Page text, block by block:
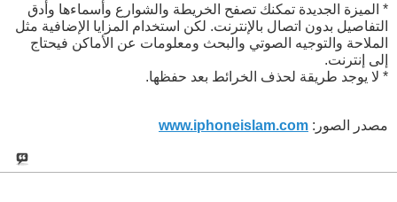
* الميزة الجديدة تمكنك تصفح الخريطة والشوارع وأسماءها وأدق
التفاصيل بدون اتصال بالإنترنت. لكن استخدام المزايا الإضافية مثل
الملاحة والتوجيه الصوتي والبحث ومعلومات عن الأماكن فيحتاج
إلى إنترنت.
* لا يوجد طريقة لحذف الخرائط بعد حفظها.
مصدر الصور: www.iphoneislam.com